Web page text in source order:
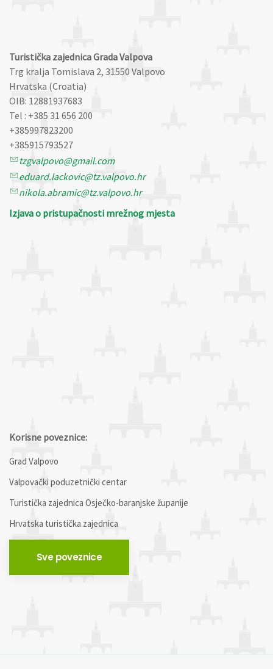
Turistička zajednica Grada Valpova
Trg kralja Tomislava 2, 31550 Valpovo
Hrvatska (Croatia)
OIB: 12881937683
Tel : +385 31 656 200
+385997823200
+385915793527
tzgvalpovo@gmail.com
eduard.lackovic@tz.valpovo.hr
nikola.abramic@tz.valpovo.hr
Izjava o pristupačnosti mrežnog mjesta
Korisne poveznice:
Grad Valpovo
Valpovački poduzetnički centar
Turistička zajednica Osječko-baranjske županije
Hrvatska turistička zajednica
Sve poveznice